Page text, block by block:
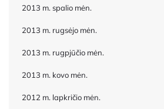
2013 m. spalio mėn.
2013 m. rugsėjo mėn.
2013 m. rugpjūčio mėn.
2013 m. kovo mėn.
2012 m. lapkričio mėn.